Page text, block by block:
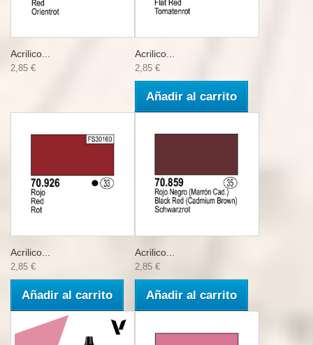
Acrilico...
2,85 €
Acrilico...
2,85 €
Añadir al carrito
Acrilico...
2,85 €
Añadir al carrito
Acrilico...
2,85 €
Añadir al carrito